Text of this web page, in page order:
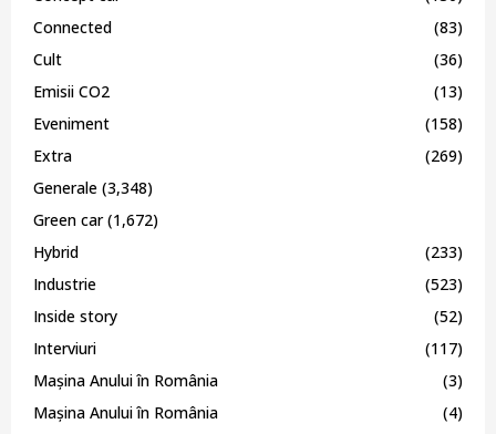
Connected
(83)
Cult
(36)
Emisii CO2
(13)
Eveniment
(158)
Extra
(269)
Generale (3,348)
Green car(1,672)
Hybrid
(233)
Industrie
(523)
Inside story
(52)
Interviuri
(117)
Mașina Anului în România
(3)
Mașina Anului în România
(4)